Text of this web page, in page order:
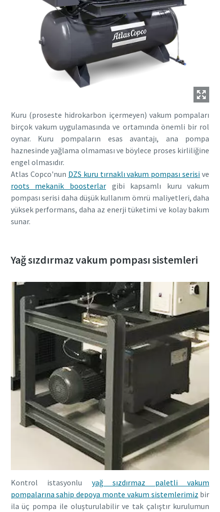
Kuru (proseste hidrokarbon içermeyen) vakum pompaları
birçok vakum uygulamasında ve ortamında önemli bir rol
oynar. Kuru pompaların esas avantajı, ana pompa
haznesinde yağlama olmaması ve böylece proses kirliliğine
engel olmasıdır.
Atlas Copco'nun DZS kuru tırnaklı vakum pompası serisi ve
roots mekanik boosterlargibi kapsamlı kuru vakum
pompası serisi daha düşük kullanım ömrü maliyetleri, daha
yüksek performans, daha az enerji tüketimi ve kolay bakım
sunar.
Yağ sızdırmaz vakum pompası sistemleri
Kontrol istasyonlu yağ sızdırmaz paletli vakum
pompalarına sahip depoya monte vakum sistemlerimiz bir
ila üç pompa ile oluşturulabilir ve tak çalıştır kurulumun